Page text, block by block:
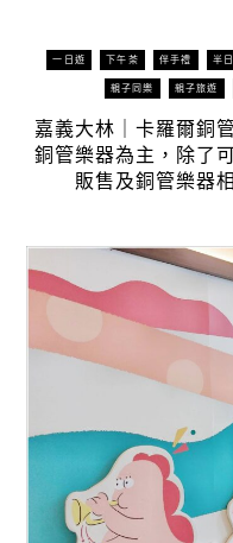
一日遊 下午茶 伴手禮 半
親子同樂 親子旅遊
嘉義大林｜卡羅爾銅
銅管樂器為主，除了
販售及銅管樂器